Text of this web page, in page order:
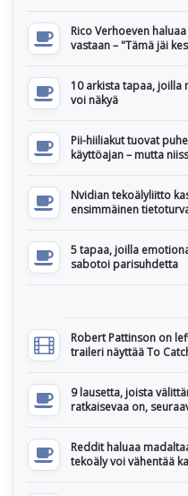
Rico Verhoeven
vastaan – "Tämä jäi
10 arkista tapaa, joilla
voi näkyä
Pii-hiiliakut tuovat
käyttöajan – mutta
Nvidian tekoälyliitto
ensimmäinen
5 tapaa, joilla
sabotoi parisuhdetta
Robert Pattinson on
traileri näyttää To
9 lausetta, joista
ratkaisevaa on,
Reddit haluaa
tekoäly voi vähentää